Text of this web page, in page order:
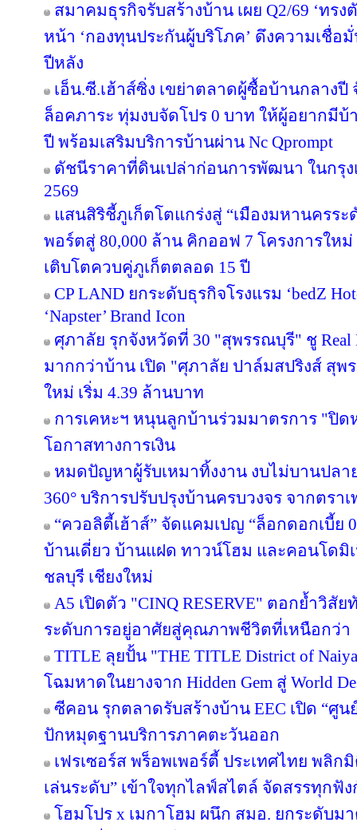
สมาคมธุรกิจรับสร้างบ้าน เผย Q2/69 ‘ทร
หน้า ‘กองทุนประกันผู้บริโภค’ ดึงความเชื่
ปีหลัง
เอ็น.ซี.เฮ้าส์ซิ่ง เขย่าตลาดผู้ซื้อบ้านกลาง
ล็อคภาระ ทุ่มงบจัดโปร 0 บาท ให้ผู้อยากมีบ้
ปี พร้อมเสริมบริการบ้านผ่าน Nc Qprompt
ดัชนีราคาที่ดินเปล่าก่อนการพัฒนา ในกรุ
2569
แสนสิริชี้ภูเก็ตโตแกร่งสู่ “เมืองมหานครร
พอร์ตสู่ 80,000 ล้าน คิกออฟ 7 โครงการให
เติบโตควบคู่ภูเก็ตตลอด 15 ปี
CP LAND ยกระดับธุรกิจโรงแรม ‘bedZ
‘Napster’ Brand Icon
ศุภาลัย รุกจังหวัดที่ 30 "สุพรรณบุรี" ชู Real
มากกว่าบ้าน เปิด "ศุภาลัย ปาล์มสปริงส์ สุ
ใหม่ เริ่ม 4.39 ล้านบาท
การเคหะฯ หนุนลูกบ้านร่วมมาตรการ "ปิ
โอกาสทางการเงิน
หมดปัญหาผู้รับเหมาทิ้งงาน งบไม่บานปลาย
360° บริการปรับปรุงบ้านครบวงจร จากตรา
“ควอลิตี้เฮ้าส์” จัดแคมเปญ “ล็อกดอกเบี้ย
บ้านเดี่ยว บ้านแฝด ทาวน์โฮม และคอนโดมิ
ชลบุรี เชียงใหม่
A5 เปิดตัว "CINQ RESERVE" ตอกย้ำวิสัย
ระดับการอยู่อาศัยสู่คุณภาพชีวิตที่เหนือกว่า
TITLE ลุยปั้น "THE TITLE District of
โฉมหาดในยางจาก Hidden Gem สู่ World
ซีคอน รุกตลาดรับสร้างบ้าน EEC เปิด “ศู
ปักหมุดฐานบริการภาคตะวันออก
เฟรเซอร์ส พร็อพเพอร์ตี้ ประเทศไทย พลิ
เล่นระดับ” เข้าใจทุกไลฟ์สไตล์ จัดสรรทุกฟั
โฮมโปร x เมกาโฮม ผนึก สมอ. ยกระดับม